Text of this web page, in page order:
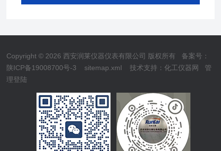
Copyright © 2026 西安润莱仪器仪表有限公司 版权所有 备案号：
陕ICP备19008700号-3
sitemap.xml 技术支持：化工仪器网
管
理登陆